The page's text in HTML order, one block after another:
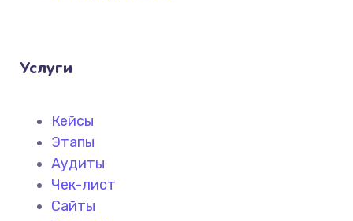
Услуги
Кейсы
Этапы
Аудиты
Чек-лист
Сайты